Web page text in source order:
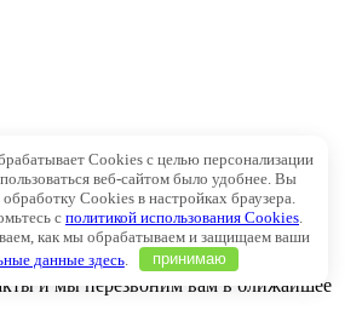
Cookies с целью персонализации
веб-сайтом было удобнее. Вы
Cookies в настройках браузера.
с политикой использования Cookies
как мы обрабатываем и защищаем ваши
данные здесь. принимаю
и мы перезвоним вам в ближайшее